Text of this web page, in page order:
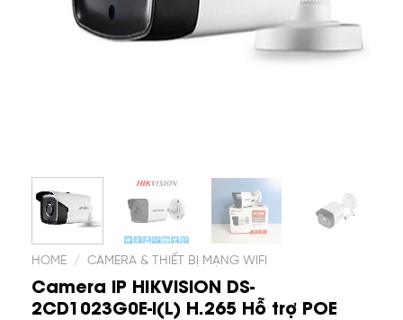
HOME / CAMERA & THIẾT BỊ MẠNG WIFI
Camera IP HIKVISION DS-
2CD1023G0E-I(L) H.265 Hỗ trợ POE